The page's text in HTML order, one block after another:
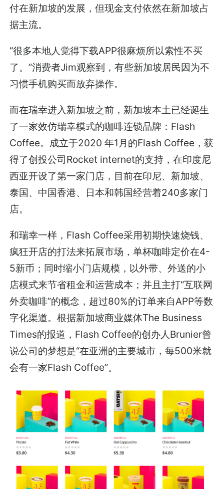
付在新加坡的发展，但现金支付依然在新加坡占
据主流。
“很多本地人觉得下载APP很麻烦所以索性不买
了。”消费者Jim观察到，有些新加坡居民因为不
习惯手机购买而放弃操作。
而在瑞幸进入新加坡之前，新加坡本土已经诞生
了一家效仿瑞幸模式的咖啡连锁品牌：Flash
Coffee。成立于2020 年1月的Flash Coffee，获
得了创投公司Rocket internet的支持，在印度尼
西亚开设了第一家门店，目前在印尼、新加坡、
泰国、中国香港、日本和韩国经营着240多家门
店。
和瑞幸一样，Flash Coffee采用初期快速烧钱、
疯狂开店的打法来拓展市场，单杯咖啡定价在4-
5新币；同时缩小门店规模，以外带、外送的小
店模式来节省租金和运营成本；并且主打“互联网
外卖咖啡”的概念，超过80%的订单来自APP等数
字化渠道。根据新加坡商业媒体The Business
Times的报道，Flash Coffee的创办人Brunier曾
说公司的梦想是“在亚洲的主要城市，每500米就
会有一家Flash Coffee”。